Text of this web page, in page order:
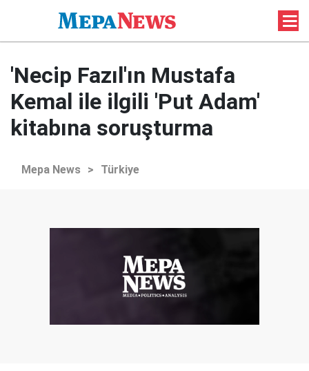
'Necip Fazıl'ın Mustafa
Kemal ile ilgili 'Put Adam'
kitabına soruşturma
Mepa News > Türkiye